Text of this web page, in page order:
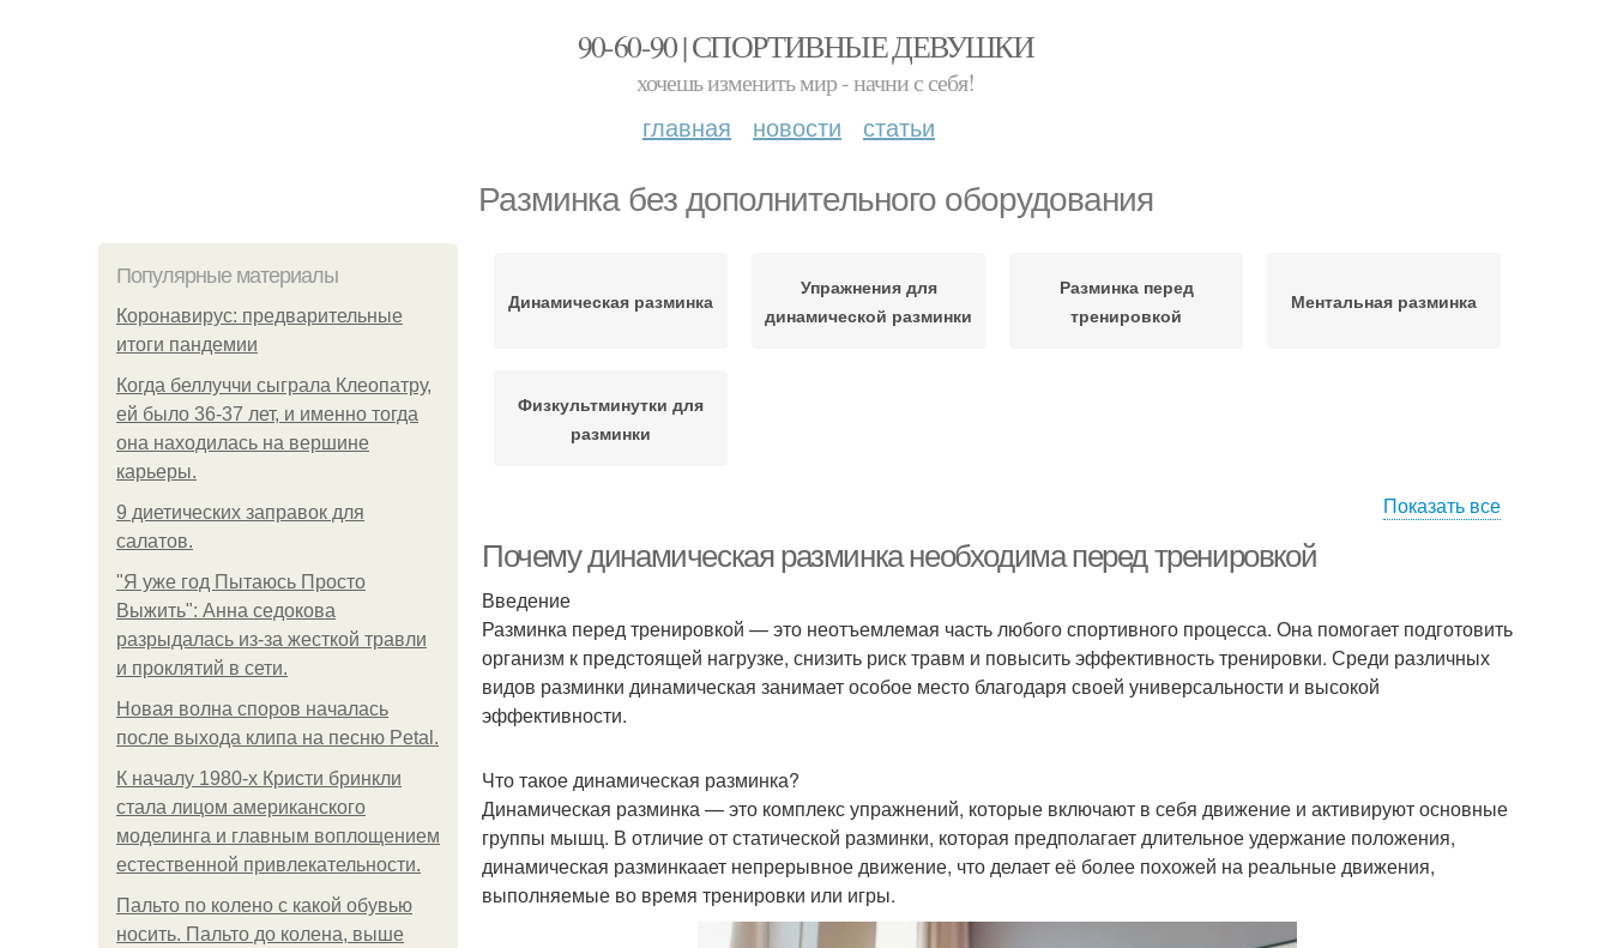
90-60-90 | СПОРТИВНЫЕ ДЕВУШКИ
хочешь изменить мир - начни с себя!
главная новости статьи
Разминка без дополнительного оборудования
Популярные материалы
Коронавирус: предварительные
итоги пандемии
Когда беллуччи сыграла Клеопатру,
ей было 36-37 лет, и именно тогда
она находилась на вершине
карьеры.
9 диетических заправок для
салатов.
"Я уже год Пытаюсь Просто
Выжить": Анна седокова
разрыдалась из-за жесткой травли
и проклятий в сети.
Новая волна споров началась
после выхода клипа на песню Petal.
К началу 1980-х Кристи бринкли
стала лицом американского
моделинга и главным воплощением
естественной привлекательности.
Пальто по колено с какой обувью
носить. Пальто до колена, выше
Динамическая разминка
Упражнения для
динамической разминки
Разминка перед
тренировкой
Ментальная разминка
Физкультминутки для
разминки
Показать все
Почему динамическая разминка необходима перед тренировкой
Введение
Разминка перед тренировкой — это неотъемлемая часть любого спортивного процесса. Она помогает подготовить
организм к предстоящей нагрузке, снизить риск травм и повысить эффективность тренировки. Среди различных
видов разминки динамическая занимает особое место благодаря своей универсальности и высокой
эффективности.
Что такое динамическая разминка?
Динамическая разминка — это комплекс упражнений, которые включают в себя движение и активируют основные
группы мышц. В отличие от статической разминки, которая предполагает длительное удержание положения,
динамическая разминкаает непрерывное движение, что делает её более похожей на реальные движения,
выполняемые во время тренировки или игры.